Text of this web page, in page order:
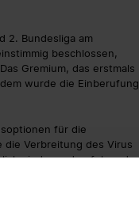
2. Bundesliga am
beschlossen,
Gremium, das erstmals
wurde die Einberufung
für die
die Verbreitung des Virus
sind, wurden folgende